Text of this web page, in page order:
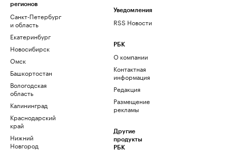
регионов
Санкт-Петербург
и область
Екатеринбург
Новосибирск
Омск
Башкортостан
Вологодская
область
Калининград
Краснодарский
край
Нижний
Новгород
Уведомления
RSS Новости
РБК
О компании
Контактная
информация
Редакция
Размещение
рекламы
Другие
продукты
РБК